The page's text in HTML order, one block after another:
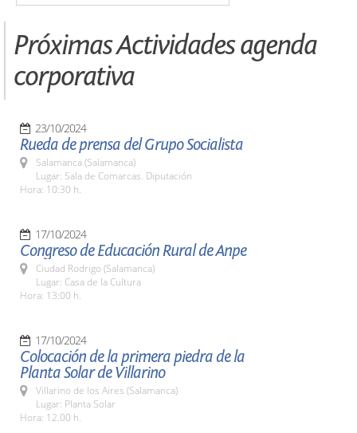
Próximas Actividades agenda
corporativa
23/10/2024
Rueda de prensa del Grupo Socialista
Salamanca (Salamanca)
Lugar: Sala de Comarcas. Diputación
Hora: 10:30 h.
17/10/2024
Congreso de Educación Rural de Anpe
Ciudad Rodrigo (Salamanca)
Lugar: Casa de la Cultura
Hora: 13:00 h.
17/10/2024
Colocación de la primera piedra de la
Planta Solar de Villarino
Villarino de los Aires (Salamanca)
Lugar: Planta Solar
Hora: 12.00 h.